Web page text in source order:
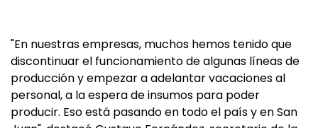
"En nuestras empresas, muchos hemos tenido que
discontinuar el funcionamiento de algunas líneas de
producción y empezar a adelantar vacaciones al
personal, a la espera de insumos para poder
producir. Eso está pasando en todo el país y en San